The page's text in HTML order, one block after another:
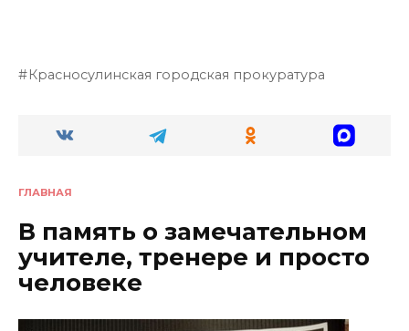
Красносулинская городская прокуратура
ГЛАВНАЯ
В память о замечательном
учителе, тренере и просто
человеке